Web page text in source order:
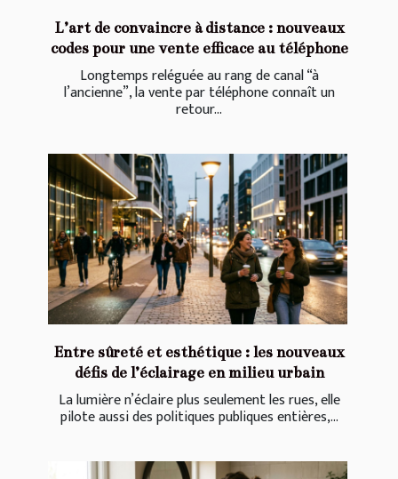
L’art de convaincre à distance : nouveaux
codes pour une vente efficace au téléphone
Longtemps reléguée au rang de canal “à
l’ancienne”, la vente par téléphone connaît un
retour...
Entre sûreté et esthétique : les nouveaux
défis de l’éclairage en milieu urbain
La lumière n’éclaire plus seulement les rues, elle
pilote aussi des politiques publiques entières,...